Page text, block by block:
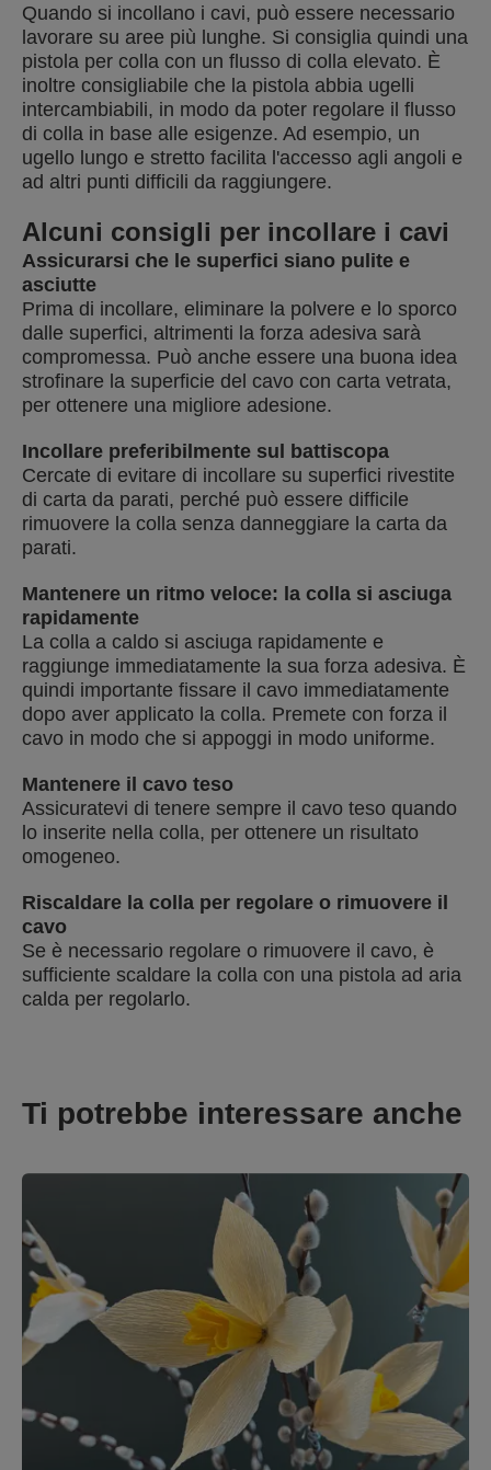
Quando si incollano i cavi, può essere necessario
lavorare su aree più lunghe. Si consiglia quindi una
pistola per colla con un flusso di colla elevato. È
inoltre consigliabile che la pistola abbia ugelli
intercambiabili, in modo da poter regolare il flusso
di colla in base alle esigenze. Ad esempio, un
ugello lungo e stretto facilita l'accesso agli angoli e
ad altri punti difficili da raggiungere.
Alcuni consigli per incollare i cavi
Assicurarsi che le superfici siano pulite e
asciutte
Prima di incollare, eliminare la polvere e lo sporco
dalle superfici, altrimenti la forza adesiva sarà
compromessa. Può anche essere una buona idea
strofinare la superficie del cavo con carta vetrata,
per ottenere una migliore adesione.
Incollare preferibilmente sul battiscopa
Cercate di evitare di incollare su superfici rivestite
di carta da parati, perché può essere difficile
rimuovere la colla senza danneggiare la carta da
parati.
Mantenere un ritmo veloce: la colla si asciuga
rapidamente
La colla a caldo si asciuga rapidamente e
raggiunge immediatamente la sua forza adesiva. È
quindi importante fissare il cavo immediatamente
dopo aver applicato la colla. Premete con forza il
cavo in modo che si appoggi in modo uniforme.
Mantenere il cavo teso
Assicuratevi di tenere sempre il cavo teso quando
lo inserite nella colla, per ottenere un risultato
omogeneo.
Riscaldare la colla per regolare o rimuovere il
cavo
Se è necessario regolare o rimuovere il cavo, è
sufficiente scaldare la colla con una pistola ad aria
calda per regolarlo.
Ti potrebbe interessare anche